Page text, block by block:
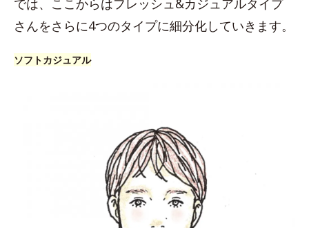
では、ここからはフレッシュ&カジュアルタイプ
さんをさらに4つのタイプに細分化していきます。
ソフトカジュアル